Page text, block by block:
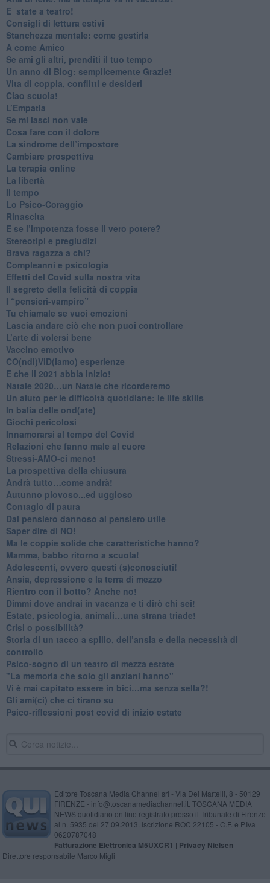
​E_state a teatro!
​Consigli di lettura estivi
​Stanchezza mentale: come gestirla
​A come Amico
​Se ami gli altri, prenditi il tuo tempo
​Un anno di Blog: semplicemente Grazie!
​Vita di coppia, conflitti e desideri
​Ciao scuola!
​L’Empatia
​Se mi lasci non vale
Cosa fare con il dolore
​La sindrome dell’impostore
​Cambiare prospettiva
La terapia online
La libertà
​Il tempo
​Lo Psico-Coraggio
Rinascita
​E se l’impotenza fosse il vero potere?
Stereotipi e pregiudizi
​Brava ragazza a chi?
​Compleanni e psicologia
Effetti del Covid sulla nostra vita
Il segreto della felicità di coppia
​I “pensieri-vampiro”
​Tu chiamale se vuoi emozioni
​Lascia andare ciò che non puoi controllare
L’arte di volersi bene
​Vaccino emotivo
CO(ndi)VID(iamo) esperienze
​E che il 2021 abbia inizio!
​Natale 2020…un Natale che ricorderemo
Un aiuto per le difficoltà quotidiane: le life skills
​In balia delle ond(ate)
Giochi pericolosi
Innamorarsi al tempo del Covid
​Relazioni che fanno male al cuore
​Stressi-AMO-ci meno!
​La prospettiva della chiusura
​Andrà tutto…come andrà!
Autunno piovoso...ed uggioso
​Contagio di paura
​Dal pensiero dannoso al pensiero utile
​Saper dire di NO!
​Ma le coppie solide che caratteristiche hanno?
​Mamma, babbo ritorno a scuola!
Adolescenti, ovvero questi (s)conosciuti!
Ansia, depressione e la terra di mezzo
​Rientro con il botto? Anche no!
Dimmi dove andrai in vacanza e ti dirò chi sei!
​Estate, psicologia, animali…una strana triade!
​Crisi o possibilità?
​Storia di un tacco a spillo, dell’ansia e della necessità di
controllo
​Psico-sogno di un teatro di mezza estate
"La memoria che solo gli anziani hanno"
​Vi è mai capitato essere in bici…ma senza sella?!
​Gli ami(ci) che ci tirano su
Psico-riflessioni post covid di inizio estate
Editore Toscana Media Channel srl - Via Dei Martelli, 8 - 50129
FIRENZE - info@toscanamediachannel.it. TOSCANA MEDIA
NEWS quotidiano on line registrato presso il Tribunale di Firenze
al n. 5935 del 27.09.2013. Iscrizione ROC 22105 - C.F. e P.Iva
0620787048
Fatturazione Elettronica M5UXCR1 | Privacy Nielsen
Direttore responsabile Marco Migli